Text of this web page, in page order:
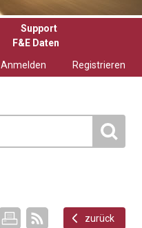
Support
F&E Daten
Anmelden
Registrieren
zurück